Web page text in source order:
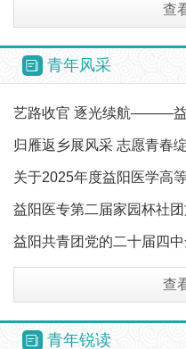
查
青年风采
艺路收官 逐光续航———益
月度汇报展演…
归雁返乡展风采 志愿青
假“返家乡”…
关于2025年度益阳医学高
评选结果…
益阳医专第二届家园杯社
艺汇演圆满落幕
益阳共青团党的二十届四
查
青年锐读